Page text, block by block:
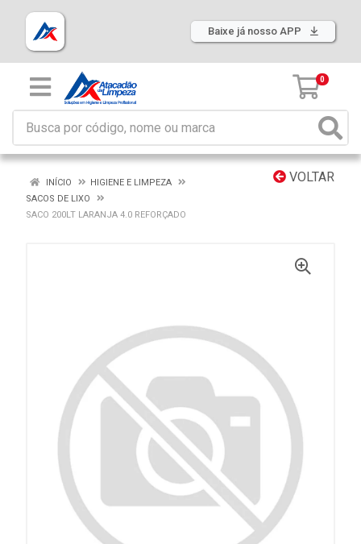
Baixe já nosso APP
0
VOLTAR
INÍCIO
HIGIENE E LIMPEZA
SACOS DE LIXO
SACO 200LT LARANJA 4.0 REFORÇADO